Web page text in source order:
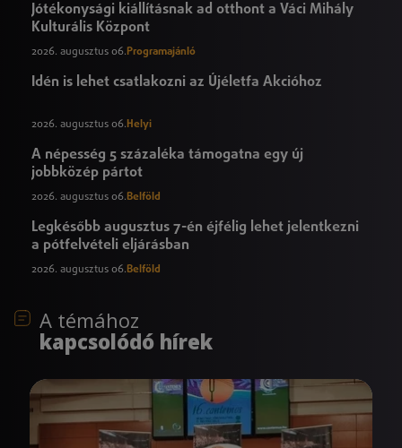
Jótékonysági kiállításnak ad otthont a Váci Mihály
Kulturális Központ
2026. augusztus 06. Programajánló
Idén is lehet csatlakozni az Újéletfa Akcióhoz
2026. augusztus 06. Helyi
A népesség 5 százaléka támogatna egy új
jobbközép pártot
2026. augusztus 06.Belföld
Legkésőbb augusztus 7-én éjfélig lehet jelentkezni
a pótfelvételi eljárásban
2026. augusztus 06.Belföld
A témához
kapcsolódó hírek